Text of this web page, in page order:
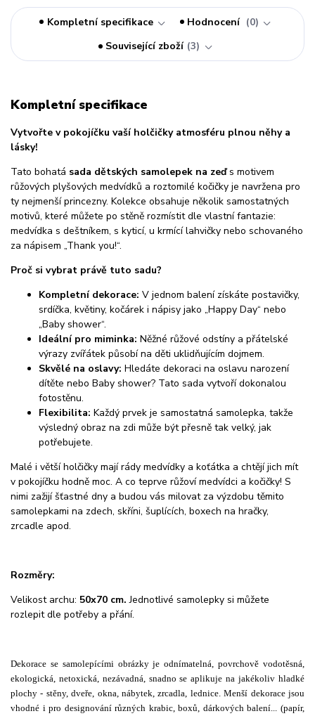
Kompletní specifikace Hodnocení
0
Související zboží 3
Kompletní specifikace
Vytvořte v pokojíčku vaší holčičky atmosféru plnou něhy a
lásky!
Tato bohatá sada dětských samolepek na zeďs motivem
růžových plyšových medvídků a roztomilé kočičky je navržena pro
ty nejmenší princezny. Kolekce obsahuje několik samostatných
motivů, které můžete po stěně rozmístit dle vlastní fantazie:
medvídka s deštníkem, s kyticí, u krmící lahvičky nebo schovaného
za nápisem „Thank you!“.
Proč si vybrat právě tuto sadu?
Kompletní dekorace: V jednom balení získáte postavičky,
srdíčka, květiny, kočárek i nápisy jako „Happy Day“ nebo
„Baby shower“.
Ideální pro miminka: Něžné růžové odstíny a přátelské
výrazy zvířátek působí na děti uklidňujícím dojmem.
Skvělé na oslavy: Hledáte dekoraci na oslavu narození
dítěte nebo Baby shower? Tato sada vytvoří dokonalou
fotostěnu.
Flexibilita: Každý prvek je samostatná samolepka, takže
výsledný obraz na zdi může být přesně tak velký, jak
potřebujete.
Malé i větší holčičky mají rády medvídky a koťátka a chtějí jich mít
v pokojíčku hodně moc. A co teprve růžoví medvídci a kočičky! S
nimi zažijí šťastné dny a budou vás milovat za výzdobu těmito
samolepkami na zdech, skříni, šuplících, boxech na hračky,
zrcadle apod.
Rozměry:
Velikost archu: 50x70 cm.Jednotlivé samolepky si můžete
rozlepit dle potřeby a přání.
Dekorace se samolepícími obrázky je odnímatelná, povrchově vodotěsná,
ekologická, netoxická, nezávadná, snadno se aplikuje na jakékoliv hladké
plochy - stěny, dveře, okna, nábytek, zrcadla, lednice. Menší dekorace jsou
vhodné i pro designování různých krabic, boxů, dárkových balení... (papír,